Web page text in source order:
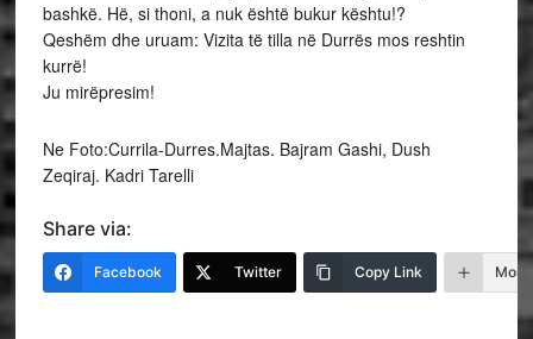
bashkë. Hë, si thoni, a nuk është bukur kështu!?
Qeshëm dhe uruam: Vizita të tilla në Durrës mos reshtin
kurrë!
Ju mirëpresim!
Ne Foto:Currila-Durres.Majtas. Bajram Gashi, Dush
Zeqiraj. Kadri Tarelli
Share via:
Facebook Twitter Copy Link More